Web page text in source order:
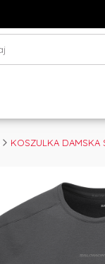
KOSZULKA DAMSKA